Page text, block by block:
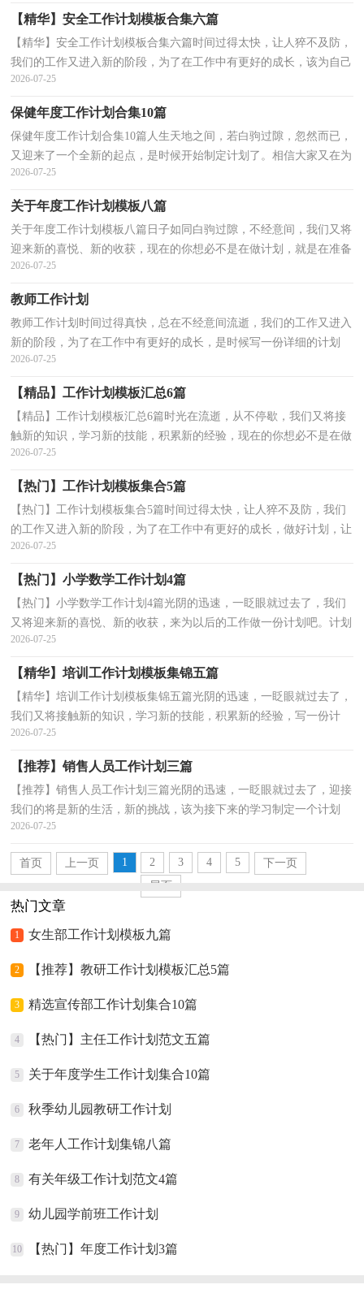
【精华】安全工作计划模板合集六篇
【精华】安全工作计划模板合集六篇时间过得太快，让人猝不及防，
我们的工作又进入新的阶段，为了在工作中有更好的成长，该为自己
下阶段的学习制定一个计划了。那么你真正懂得怎么制...
2026-07-25
保健年度工作计划合集10篇
保健年度工作计划合集10篇人生天地之间，若白驹过隙，忽然而已，
又迎来了一个全新的起点，是时候开始制定计划了。相信大家又在为
写计划犯愁了？以下是小编为大家收集的保健年度工作计...
2026-07-25
关于年度工作计划模板八篇
关于年度工作计划模板八篇日子如同白驹过隙，不经意间，我们又将
迎来新的喜悦、新的收获，现在的你想必不是在做计划，就是在准备
做计划吧。想学习拟定计划却不知道该请教谁？下面是小...
2026-07-25
教师工作计划
教师工作计划时间过得真快，总在不经意间流逝，我们的工作又进入
新的阶段，为了在工作中有更好的成长，是时候写一份详细的计划
了。相信许多人会觉得计划很难写？下面是小编收集整理的...
2026-07-25
【精品】工作计划模板汇总6篇
【精品】工作计划模板汇总6篇时光在流逝，从不停歇，我们又将接
触新的知识，学习新的技能，积累新的经验，现在的你想必不是在做
计划，就是在准备做计划吧。那么你真正懂得怎么制定计划...
2026-07-25
【热门】工作计划模板集合5篇
【热门】工作计划模板集合5篇时间过得太快，让人猝不及防，我们
的工作又进入新的阶段，为了在工作中有更好的成长，做好计划，让
自己成为更有竞争力的人吧。计划怎么写才不会流于形式...
2026-07-25
【热门】小学数学工作计划4篇
【热门】小学数学工作计划4篇光阴的迅速，一眨眼就过去了，我们
又将迎来新的喜悦、新的收获，来为以后的工作做一份计划吧。计划
怎么写才不会流于形式呢？以下是小编精心整理的小学...
2026-07-25
【精华】培训工作计划模板集锦五篇
【精华】培训工作计划模板集锦五篇光阴的迅速，一眨眼就过去了，
我们又将接触新的知识，学习新的技能，积累新的经验，写一份计
划，为接下来的工作做准备吧！我们该怎么拟定计划呢？下面是小...
2026-07-25
【推荐】销售人员工作计划三篇
【推荐】销售人员工作计划三篇光阴的迅速，一眨眼就过去了，迎接
我们的将是新的生活，新的挑战，该为接下来的学习制定一个计划
了。相信许多人会觉得计划很难写？以下是小编为大家整理...
2026-07-25
首页 上一页 1 2 3 4 5
下一页
尾页
热门文章
1 女生部工作计划模板九篇
2 【推荐】教研工作计划模板汇总5篇
3 精选宣传部工作计划集合10篇
4 【热门】主任工作计划范文五篇
5 关于年度学生工作计划集合10篇
6 秋季幼儿园教研工作计划
7 老年人工作计划集锦八篇
8 有关年级工作计划范文4篇
9 幼儿园学前班工作计划
10 【热门】年度工作计划3篇